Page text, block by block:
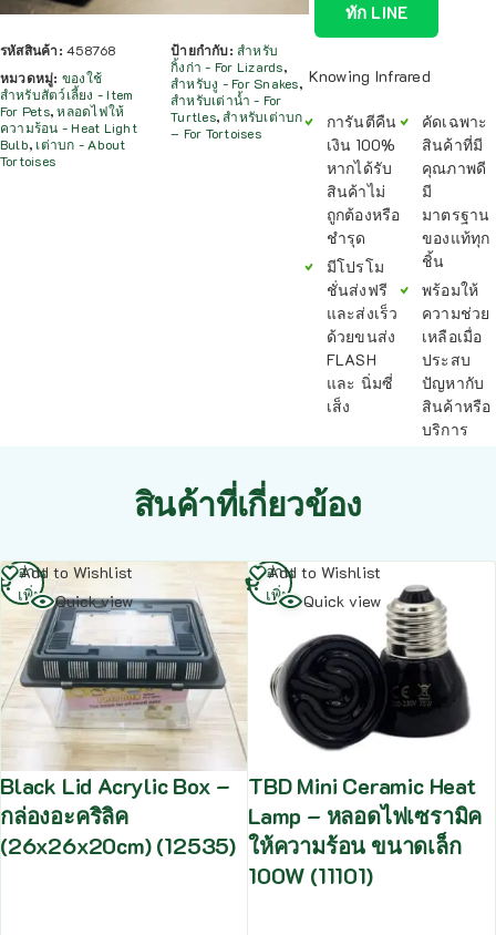
รหัสสินค้า:458768
หมวดหมู่: ของใช้
สำหรับสัตว์เลี้ยง - Item
For Pets,หลอดไฟให้
ความร้อน - Heat Light
Bulb, เต่าบก - About
Tortoises
ป้ายกำกับ:สำหรับ
กิ้งก่า - For Lizards,
สำหรับงู - For Snakes,
สำหรับเต่าน้ำ - For
Turtles,สำหรับเต่าบก
– For Tortoises
ทัก LINE
Knowing Infrared
การันตีคืน
เงิน 100%
หากได้รับ
สินค้าไม่
ถูกต้องหรือ
ชำรุด
มีโปรโม
ชั่นส่งฟรี
และส่งเร็ว
ด้วยขนส่ง
FLASH
และ นิ่มซี่
เส็ง
คัดเฉพาะ
สินค้าที่มี
คุณภาพดี
มี
มาตรฐาน
ของแท้ทุก
ชิ้น
พร้อมให้
ความช่วย
เหลือเมื่อ
ประสบ
ปัญหากับ
สินค้าหรือ
บริการ
สินค้าที่เกี่ยวข้อง
Add to Wishlist
Quick view
Black Lid Acrylic Box –
กล่องอะคริลิค
(26x26x20cm) (12535)
อ่าน
เพิ่ม
Add to Wishlist
Quick view
TBD Mini Ceramic Heat
Lamp – หลอดไฟเซรามิค
ให้ความร้อน ขนาดเล็ก
100W (11101)
อ่าน
เพิ่ม